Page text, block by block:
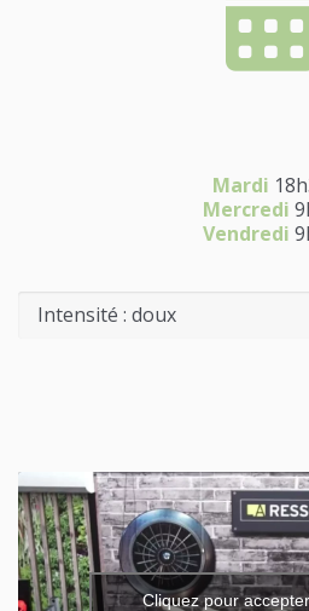
Mardi
Mercredi
Vendredi
Intensité : doux
Cliquez pour